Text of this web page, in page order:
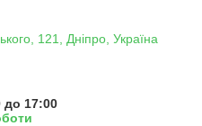
121, Дніпро, Україна
до 17:00